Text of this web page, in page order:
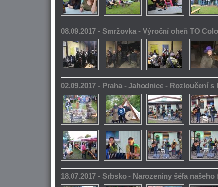
08.09.2017 - Smržovka - Výroční oheň TO
02.09.2017 - Praha - Jahodnice - Rozloučení s
18.07.2017 - Srbsko - Narozeniny šéfa našeho